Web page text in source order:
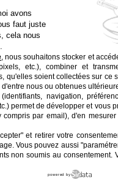
producteur de Radio
marseillaise.
Belle de Mai
Marseille
avons
faut juste
cela nous
, nous souhaitons stocker et
etc.), combiner et
qu'elles soient collectées sur ce
nous ou obtenues
navigation,
permet de développer et vous
compris par email), d'en
et retirer votre
. Vous pouvez aussi
non soumis au consentement.
powered by